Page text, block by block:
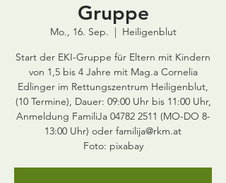
Gruppe
Mo., 16. Sep.
  |
Heiligenblut
Start der EKI-Gruppe für Eltern mit Kindern
von 1,5 bis 4 Jahre mit Mag.a Cornelia
Edlinger im Rettungszentrum Heiligenblut,
(10 Termine), Dauer: 09:00 Uhr bis 11:00 Uhr,
Anmeldung FamiliJa 04782 2511 (MO-DO 8-
13:00 Uhr) oder familija@rkm.at
Foto: pixabay